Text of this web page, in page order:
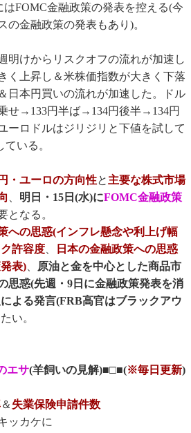
はFOMC金融政策の発表を控える(今
の金融政策の発表もあり)。
明けからリスクオフの流れが加速し
く上昇し＆米株価指数が大きく下落
日本円買いの流れが加速した。ドル
せ→133円半ば→134円後半→134円
ーロドルはジリジリと下値を試して
いる。
・ユーロの方向性と主要な株式市場
、 明日・15日(水)にFOMC金融政策
となる。
への思惑(インフレ懸念や利上げ幅
許容度、
日本の金融政策への思惑
表)、 原油と金を中心とした商品市
思惑(先週・9日に金融政策発表を消
よる発言(FRB高官はブラックアウ
い。
エサ(羊飼いの見解)■□■(※毎日更新)
＆ 失業保険申請件数
ッカケに